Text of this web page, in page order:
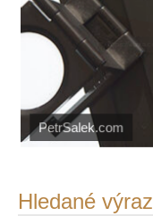
PetrSalek.com
https://kuula.co/
Náš mediální partner
Hledané